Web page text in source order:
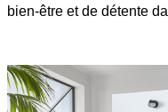
bien-être et de détente